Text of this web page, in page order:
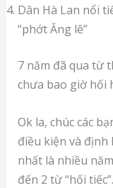
Dân Hà Lan nổi
“phớt Ăng lê”
7 năm đã qua từ
chưa bao giờ hối
Ok la, chúc các
điều kiện và
nhất là nhiều
đến 2 từ “hối tiếc”.